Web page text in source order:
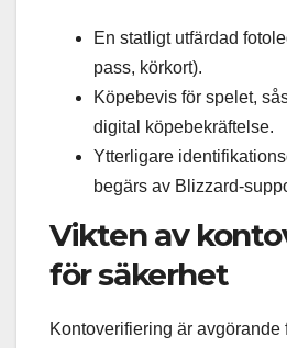
En statligt utfärdad
pass, körkort).
Köpebevis för spelet,
digital köpebekräftelse.
Ytterligare
begärs av Blizzard-
Vikten av
för säkerhet
Kontoverifiering är avgörande